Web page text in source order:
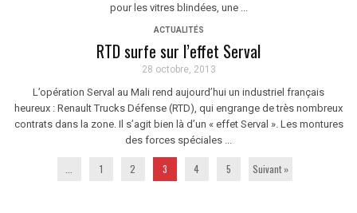
pour les vitres blindées, une ...
ACTUALITÉS
RTD surfe sur l’effet Serval
28 octobre, 2013
L’opération Serval au Mali rend aujourd’hui un industriel français
heureux : Renault Trucks Défense (RTD), qui engrange de très nombreux
contrats dans la zone. Il s’agit bien là d’un « effet Serval ». Les montures
des forces spéciales ...
1 2 3 4 5 Suivant »